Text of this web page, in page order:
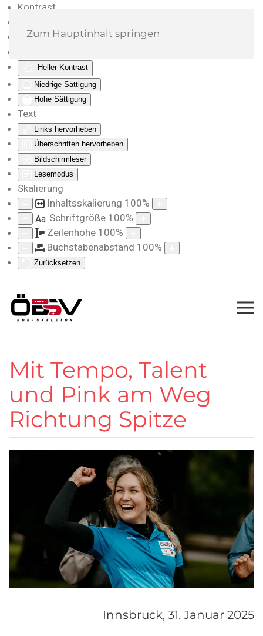
Kontrast
Monochrom
Heller Kontrast
Niedrige Sättigung
Hohe Sättigung
Text
Links hervorheben
Überschriften hervorheben
Bildschirmleser
Lesemodus
Skalierung
Inhaltsskalierung 100%
Aa Schriftgröße 100%
Zeilenhöhe 100%
Buchstabenabstand 100%
Zurücksetzen
Zum Hauptinhalt springen
Mit Tempo, Talent
und Pink am Weg
Richtung Spitze
Innsbruck, 31. Januar 2025